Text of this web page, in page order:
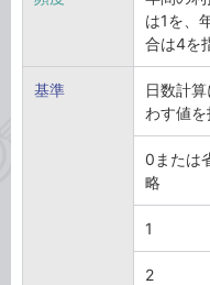
は1を、
合は4を
基準
日数計
わす値を
0または
略
1
2